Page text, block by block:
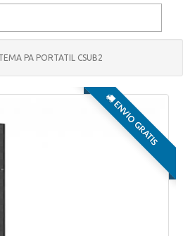
PA PORTATIL CSUB2
ENVIO GRATIS